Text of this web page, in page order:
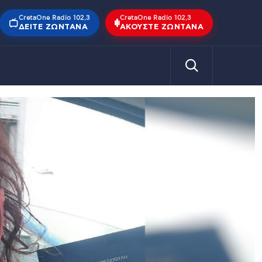
CretaOne Radio 102,3
ΔΕΊΤΕ ΖΩΝΤΑΝΆ
CretaOne Radio 102,3
ΑΚΟΎΣΤΕ ΖΩΝΤΑΝΆ